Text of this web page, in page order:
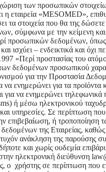
των προσωπικών
η εταιρεία «MESOMED»,
τα στοιχεία που θα της
σύμφωνα με την κείμενη
προσωπικών δεδομένων, όπως
ισχύει – ενδεικτικά και όχι
«Περί προστασίας του
δεδομένων προσωπικού
για την Προστασία
να ενημερώνει για τα προϊόντα
για να ενημερώνει
ή μέσω ηλεκτρονικού
υπηρεσίες. Σε περίπτωση
επιβεβαίωση, ή τροποποίηση
της Εταιρείας,
ανάκληση της παρούσης
και χωρίς ουδεμία
ηλεκτρονική διεύθυνση
ο χρήστης σε περίπτωση που